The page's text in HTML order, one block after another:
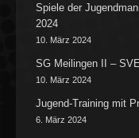
Spiele der
2024
10. März 2024
SG Meilingen II – SVE
10. März 2024
Jugend-Training mit
6. März 2024